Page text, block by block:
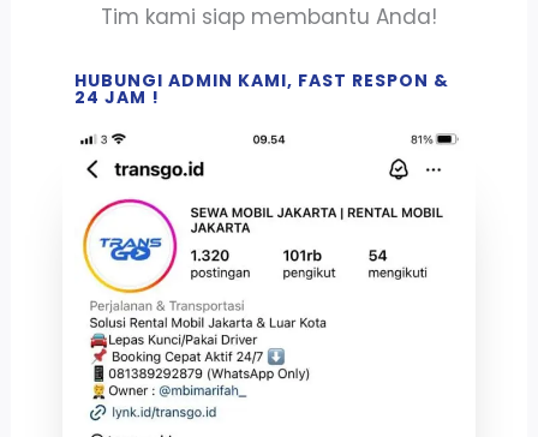
Tim kami siap membantu Anda!
HUBUNGI ADMIN KAMI, FAST RESPON &
24 JAM !